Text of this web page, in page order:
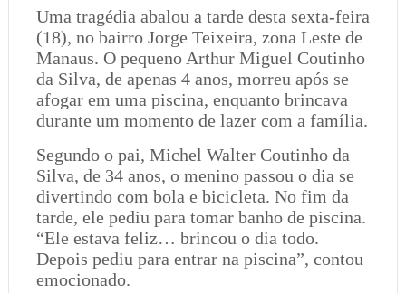
Uma tragédia abalou a tarde desta sexta-feira
(18), no bairro Jorge Teixeira, zona Leste de
Manaus. O pequeno Arthur Miguel Coutinho
da Silva, de apenas 4 anos, morreu após se
afogar em uma piscina, enquanto brincava
durante um momento de lazer com a família.
Segundo o pai, Michel Walter Coutinho da
Silva, de 34 anos, o menino passou o dia se
divertindo com bola e bicicleta. No fim da
tarde, ele pediu para tomar banho de piscina.
“Ele estava feliz… brincou o dia todo.
Depois pediu para entrar na piscina”, contou
emocionado.